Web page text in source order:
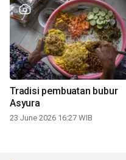
Tradisi pembuatan bubur
Asyura
23 June 2026 16:27 WIB